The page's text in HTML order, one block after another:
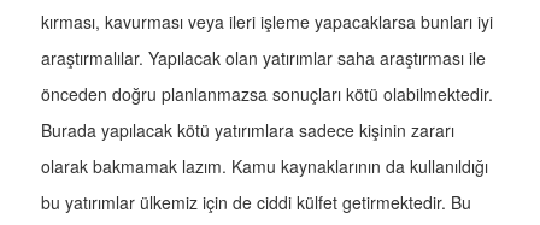
kırması, kavurması veya ileri işleme yapacaklarsa bunları iyi
araştırmalılar. Yapılacak olan yatırımlar saha araştırması ile
önceden doğru planlanmazsa sonuçları kötü olabilmektedir.
Burada yapılacak kötü yatırımlara sadece kişinin zararı
olarak bakmamak lazım. Kamu kaynaklarının da kullanıldığı
bu yatırımlar ülkemiz için de ciddi külfet getirmektedir. Bu